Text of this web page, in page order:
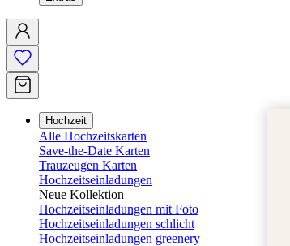
Hochzeit
Alle Hochzeitskarten
Save-the-Date Karten
Trauzeugen Karten
Hochzeitseinladungen
Neue Kollektion
Hochzeitseinladungen mit Foto
Hochzeitseinladungen schlicht
Hochzeitseinladungen greenery